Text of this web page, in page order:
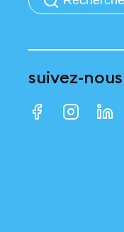
suivez-